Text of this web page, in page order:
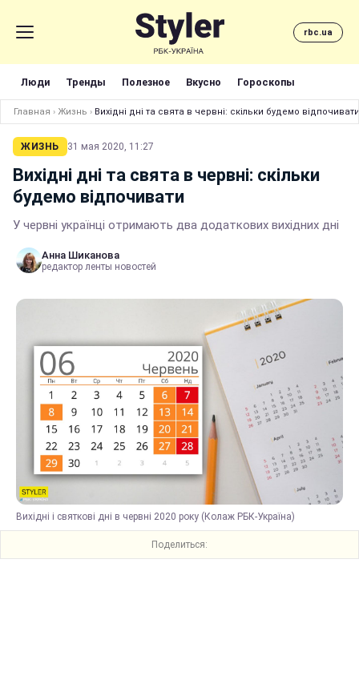
rbc.ua
Люди Тренды Полезное Вкусно Гороскопы
Главная › Жизнь › Вихідні дні та свята в червні: скільки будемо відпочивати
ЖИЗНЬ 31 мая 2020, 11:27
Вихідні дні та свята в червні: скільки
будемо відпочивати
У червні українці отримають два додаткових вихідних дні
Анна Шиканова
редактор ленты новостей
Вихідні і святкові дні в червні 2020 року (Колаж РБК-Україна)
Поделиться: